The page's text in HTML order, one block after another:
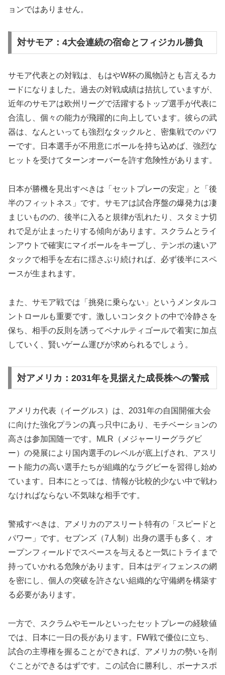
ョンではありません。
対サモア：4大会連続の宿命とフィジカル勝負
サモア代表との対戦は、もはやW杯の風物詩とも言えるカ
ードになりました。過去の対戦成績は拮抗していますが、
近年のサモアは欧州リーグで活躍するトップ選手が代表に
合流し、個々の能力が飛躍的に向上しています。彼らの武
器は、なんといっても強烈なタックルと、密集戦でのパワ
ーです。日本選手が不用意にボールを持ち込めば、強烈な
ヒットを受けてターンオーバーを許す危険性があります。
日本が勝機を見出すべきは「セットプレーの安定」と「後
半のフィットネス」です。サモアは試合序盤の爆発力は凄
まじいものの、後半に入ると規律が乱れたり、スタミナ切
れで足が止まったりする傾向があります。スクラムとライ
ンアウトで確実にマイボールをキープし、テンポの速いア
タックで相手を左右に揺さぶり続ければ、必ず後半にスペ
ースが生まれます。
また、サモア戦では「挑発に乗らない」というメンタルコ
ントロールも重要です。激しいコンタクトの中で冷静さを
保ち、相手の反則を誘ってペナルティゴールで着実に加点
していく、賢いゲーム運びが求められるでしょう。
対アメリカ：2031年を見据えた成長株への警戒
アメリカ代表（イーグルス）は、2031年の自国開催大会
に向けた強化プランの真っ只中にあり、モチベーションの
高さは参加国随一です。MLR（メジャーリーグラグビ
ー）の発展により国内選手のレベルが底上げされ、アスリ
ート能力の高い選手たちが組織的なラグビーを習得し始め
ています。日本にとっては、情報が比較的少ない中で戦わ
なければならない不気味な相手です。
警戒すべきは、アメリカのアスリート特有の「スピードと
パワー」です。セブンズ（7人制）出身の選手も多く、オ
ープンフィールドでスペースを与えると一気にトライまで
持っていかれる危険があります。日本はディフェンスの網
を密にし、個人の突破を許さない組織的な守備網を構築す
る必要があります。
一方で、スクラムやモールといったセットプレーの経験値
では、日本に一日の長があります。FW戦で優位に立ち、
試合の主導権を握ることができれば、アメリカの勢いを削
ぐことができるはずです。この試合に勝利し、ボーナスポ